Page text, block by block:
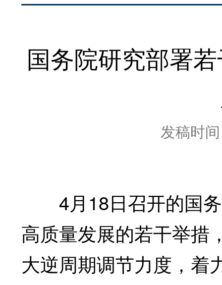
国务院研究部署
发稿时
4月18日召开的国务
高质量发展的若干举措
大逆周期调节力度，着